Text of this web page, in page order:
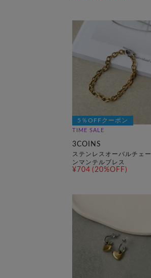
5％OFFクーポン
TIME SALE
3COINS
ステンレスオーバルチェー
ンマンテルブレス
¥704 (20%OFF)